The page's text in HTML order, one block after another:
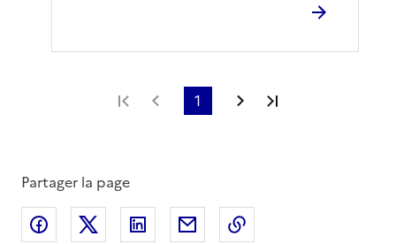
Première page
Page précédente
1 Page suivante
Partager la page
Partager sur Facebook
Partager sur XPartager sur LinkedIn
Partager par email